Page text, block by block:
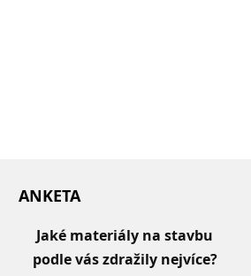
ANKETA
Jaké materiály na stavbu
podle vás zdražily nejvíce?